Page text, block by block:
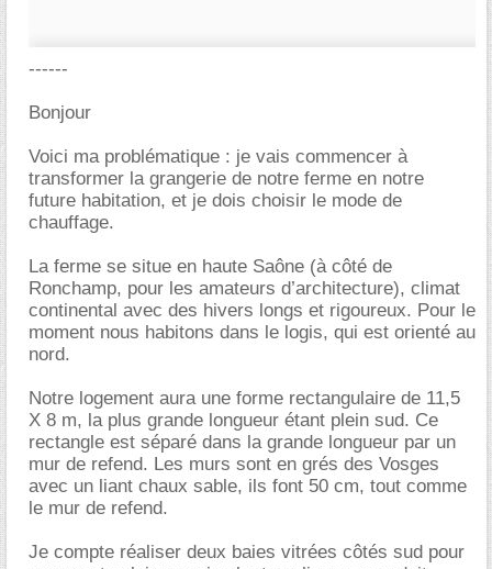
------
Bonjour
Voici ma problématique : je vais commencer à
transformer la grangerie de notre ferme en notre
future habitation, et je dois choisir le mode de
chauffage.
La ferme se situe en haute Saône (à côté de
Ronchamp, pour les amateurs d’architecture), climat
continental avec des hivers longs et rigoureux. Pour le
moment nous habitons dans le logis, qui est orienté au
nord.
Notre logement aura une forme rectangulaire de 11,5
X 8 m, la plus grande longueur étant plein sud. Ce
rectangle est séparé dans la grande longueur par un
mur de refend. Les murs sont en grés des Vosges
avec un liant chaux sable, ils font 50 cm, tout comme
le mur de refend.
Je compte réaliser deux baies vitrées côtés sud pour